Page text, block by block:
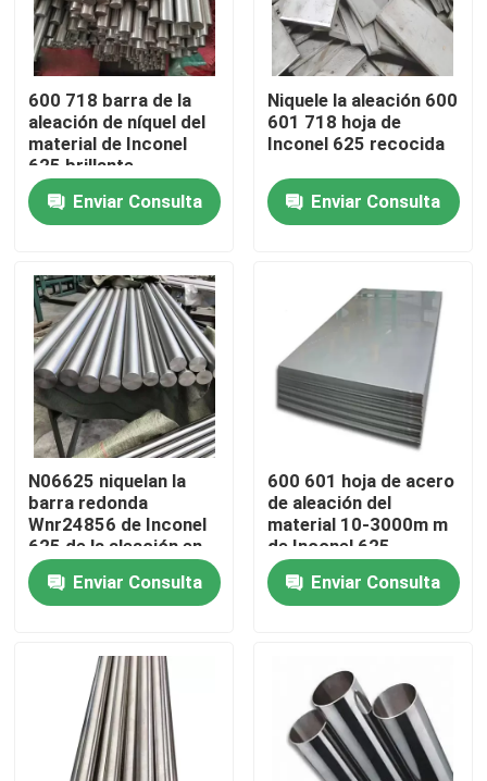
Hogar
Productos
Sobre nosotros
Viaje de la fábrica
Control de calidad
Éntrenos en contacto con
Material de Inconel 600
Material Incoloy 800
Material de Inconel 718
600 718 barra de la
aleación de níquel del
material de Inconel
625 brillante
Enviar Consulta
Niquele la aleación 600
601 718 hoja de
Inconel 625 recocida
Enviar Consulta
N06625 niquelan la
barra redonda
Wnr24856 de Inconel
625 de la aleación en
frío
Enviar Consulta
600 601 hoja de acero
de aleación del
material 10-3000m m
de Inconel 625
Enviar Consulta